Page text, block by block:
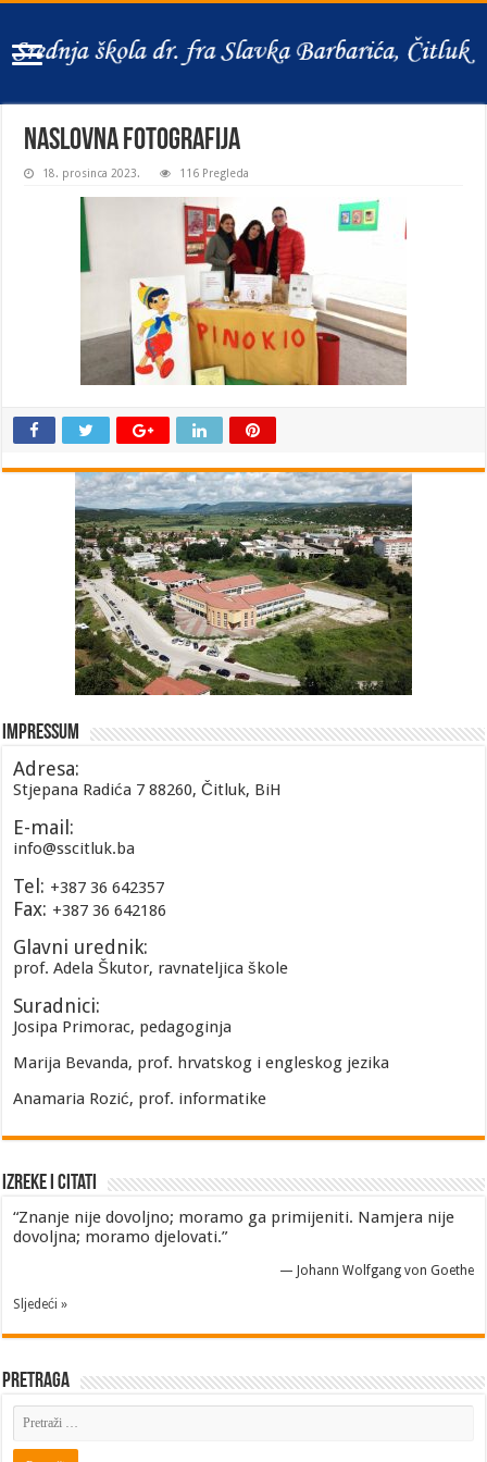
naslovna fotografija
18. prosinca 2023. 116 Pregleda
Impressum
Adresa:
Stjepana Radića 7 88260, Čitluk, BiH
E-mail:
info@sscitluk.ba
Tel: +387 36 642357
Fax: +387 36 642186
Glavni urednik:
prof. Adela Škutor, ravnateljica škole
Suradnici:
Josipa Primorac, pedagoginja
Marija Bevanda, prof. hrvatskog i engleskog jezika
Anamaria Rozić, prof. informatike
Izreke i Citati
“Znanje nije dovoljno; moramo ga primijeniti. Namjera nije
dovoljna; moramo djelovati.”
— Johann Wolfgang von Goethe
Sljedeći »
Pretraga